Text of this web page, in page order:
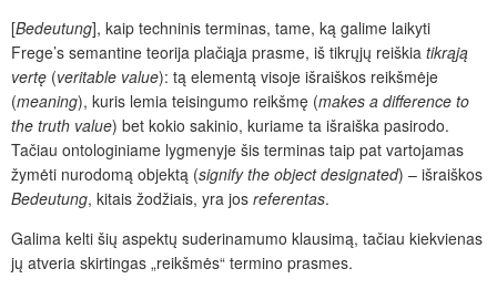
[Bedeutung], kaip techninis terminas, tame, ką galime laikyti
Frege’s semantine teorija plačiąja prasme, iš tikrųjų reiškia tikrąją
vertę (veritable value): tą elementą visoje išraiškos reikšmėje
(meaning), kuris lemia teisingumo reikšmę (makes a difference to
the truth value) bet kokio sakinio, kuriame ta išraiška pasirodo.
Tačiau ontologiniame lygmenyje šis terminas taip pat vartojamas
žymėti nurodomą objektą (signify the object designated) – išraiškos
Bedeutung, kitais žodžiais, yra jos referentas.
Galima kelti šių aspektų suderinamumo klausimą, tačiau kiekvienas
jų atveria skirtingas „reikšmės“ termino prasmes.